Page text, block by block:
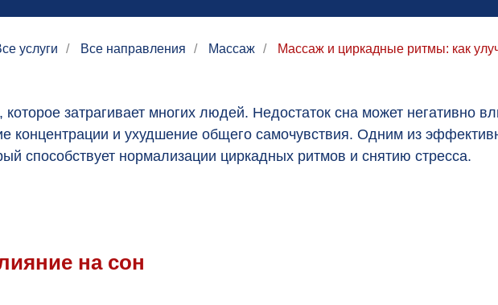
услуги / Все направления / Массаж / Массаж и циркадные ритмы: как
затрагивает многих людей. Недостаток сна может негативно
концентрации и ухудшение общего самочувствия. Одним из
способствует нормализации циркадных ритмов и снятию стресса.
на сон